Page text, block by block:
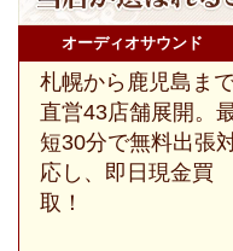
オーディオサウンド
札幌から鹿児島ま
直営43店舗展開。
短30分で無料出張
応し、即日現金買
取！